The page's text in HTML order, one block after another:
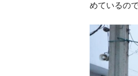
めているの